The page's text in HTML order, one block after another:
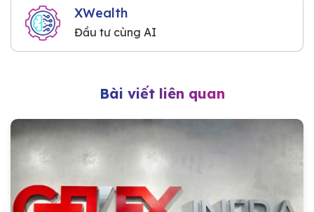
XWealth
Đầu tư cùng AI
Bài viết liên quan